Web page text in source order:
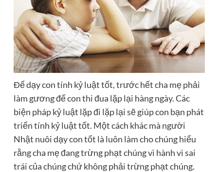
Để dạy con tính kỷ luật tốt, trước hết cha mẹ phải
làm gương để con thi đua lặp lại hàng ngày. Các
biện pháp kỷ luật lặp đi lặp lại sẽ giúp con bạn phát
triển tính kỷ luật tốt. Một cách khác mà người
Nhật nuôi dạy con tốt là luôn làm cho chúng hiểu
rằng cha mẹ đang trừng phạt chúng vì hành vi sai
trái của chúng chứ không phải trừng phạt chúng.